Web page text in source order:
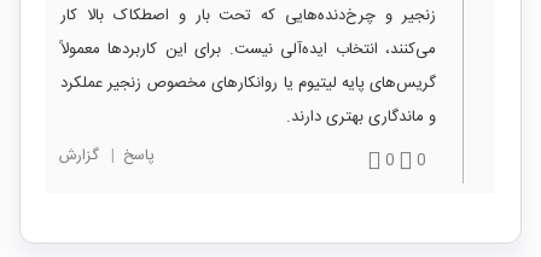
زنجیر و چرخ‌دنده‌هایی که تحت بار و اصطکاک بالا کار
می‌کنند، انتخاب ایده‌آلی نیست. برای این کاربردها معمولاً
گریس‌های پایه لیتیوم یا روانکارهای مخصوص زنجیر عملکرد
و ماندگاری بهتری دارند.
0
0 پاسخ | گزارش